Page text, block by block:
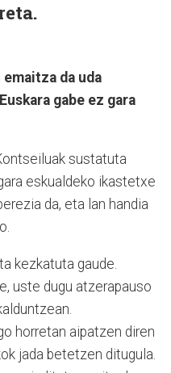
da uda
gabe ez gara
sustatuta
eskualdeko ikastetxe
da, eta lan handia
kezkatuta gaude.
uste dugu atzerapauso
horretan aipatzen diren
jada betetzen ditugula.